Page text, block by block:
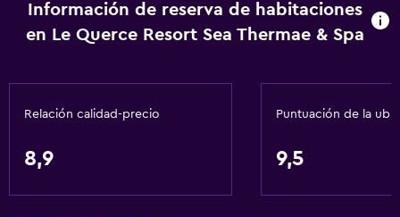
Información de reserva de habitaciones
en Le Querce Resort Sea Thermae & Spa
Relación calidad-precio
8,9
Puntuación de la
9,5